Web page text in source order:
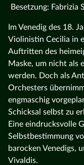
Besetzung: Fabrizia
Im Venedig des 18.
Violinistin Cecilia in
Auftritten des
Maske, um nicht als
werden. Doch als
Orchesters
engmaschig
Schicksal selbst zu
Eine eindrucksvolle
Selbstbestimmung
barocken Venedigs,
Vivaldis.